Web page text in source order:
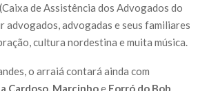
de Assistência dos Advogados do
advogados, advogadas e seus familiares
cultura nordestina e muita música.
o arraiá contará ainda com
Cardoso, Marcinhoe Forró do Bob,